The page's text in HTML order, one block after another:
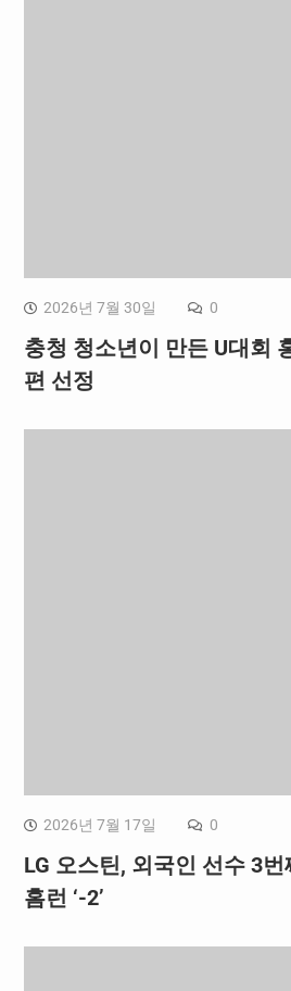
2026년 7월 30일 0
충청 청소년이 만든 U대회
편 선정
2026년 7월 17일 0
LG 오스틴, 외국인 선수 3
홈런 ‘-2’